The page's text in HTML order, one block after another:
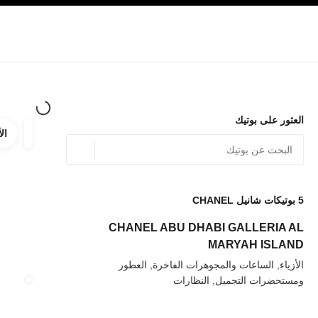
العثور على بوتيك
5 بوتيكات شانيل CHANEL
عودة إلى المرشحات
CHANEL ABU DHABI GALLERIA AL
MARYAH ISLAND
الأزياء, الساعات والمجوهرات الفاخرة, العطور
ومستحضرات التجميل, النظارات